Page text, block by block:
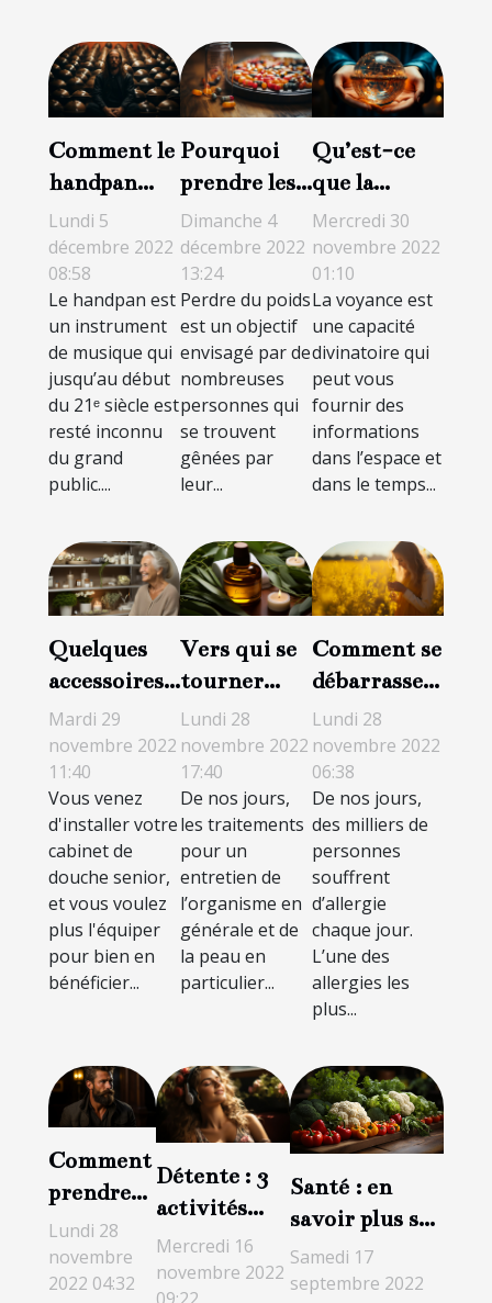
Comment le
handpan
peut-il être
utilisé en
méditation
et
relaxation ?
Lundi 5
décembre 2022
08:58
Le handpan est
un instrument
de musique qui
jusqu’au début
du 21ᵉ siècle est
resté inconnu
du grand
public....
Pourquoi
prendre les
gélules
Figur pour
perdre du
poids ?
Dimanche 4
décembre 2022
13:24
Perdre du poids
est un objectif
envisagé par de
nombreuses
personnes qui
se trouvent
gênées par
leur...
Qu’est-ce
que la
voyance ?
Mercredi 30
novembre 2022
01:10
La voyance est
une capacité
divinatoire qui
peut vous
fournir des
informations
dans l’espace et
dans le temps...
Quelques
accessoires
que vous
pouvez
choisir pour
votre
douche
senior
Mardi 29
novembre 2022
11:40
Vous venez
d'installer votre
cabinet de
douche senior,
et vous voulez
plus l'équiper
pour bien en
bénéficier...
Vers qui se
tourner
pour des
traitements
corporels et
soins de
santé ?
Lundi 28
novembre 2022
17:40
De nos jours,
les traitements
pour un
entretien de
l’organisme en
générale et de
la peau en
particulier...
Comment se
débarrasser
des allergies
au pollen ?
Lundi 28
novembre 2022
06:38
De nos jours,
des milliers de
personnes
souffrent
d’allergie
chaque jour.
L’une des
allergies les
plus...
Comment
prendre
soin de sa
barbe ?
Lundi 28
novembre
2022 04:32
Détente : 3
activités
créatives
anti-stress
Mercredi 16
novembre 2022
Santé : en
savoir plus sur
la
consommation
Samedi 17
septembre 2022